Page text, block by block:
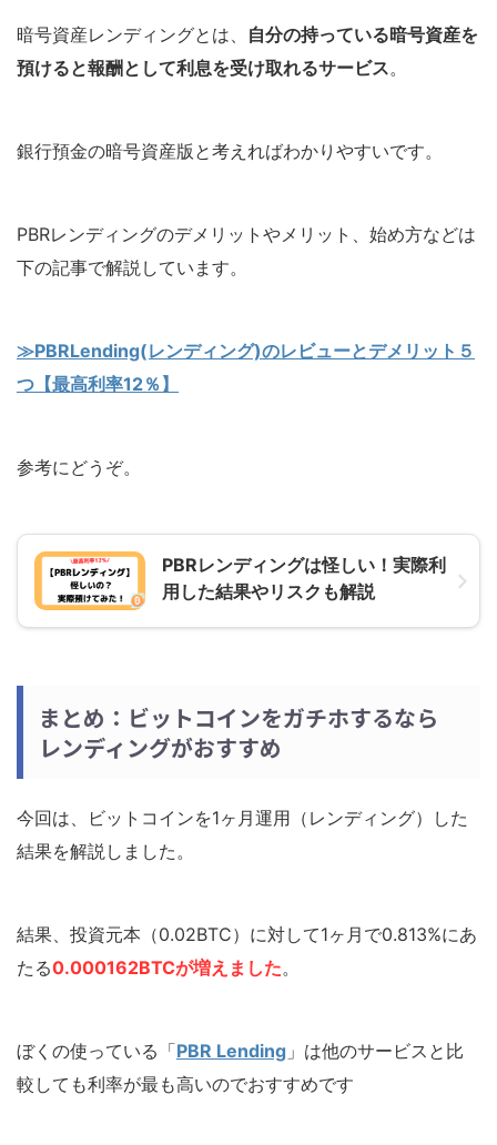
暗号資産レンディングとは、 自分の持っている暗号資産を
預けると報酬として利息を受け取れるサービス。
銀行預金の暗号資産版と考えればわかりやすいです。
PBRレンディングのデメリットやメリット、始め方などは
下の記事で解説しています。
≫PBRLending(レンディング)のレビューとデメリット５
つ【最高利率12％】
参考にどうぞ。
PBRレンディングは怪しい！実際利
用した結果やリスクも解説
まとめ：ビットコインをガチホするなら
レンディングがおすすめ
今回は、ビットコインを1ヶ月運用（レンディング）した
結果を解説しました。
結果、投資元本（0.02BTC）に対して1ヶ月で0.813%にあ
たる0.000162BTCが増えました。
ぼくの使っている「PBR Lending 」は他のサービスと比
較しても利率が最も高いのでおすすめです